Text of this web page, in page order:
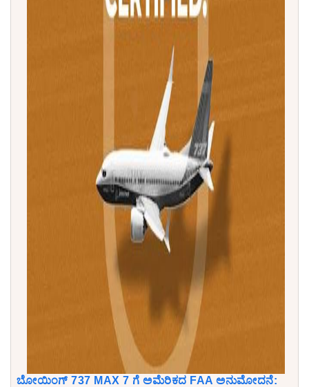
ಬೋಯಿಂಗ್ 737 MAX 7 ಗೆ ಅಮೆರಿಕದ FAA ಅನುಮೋದನೆ: